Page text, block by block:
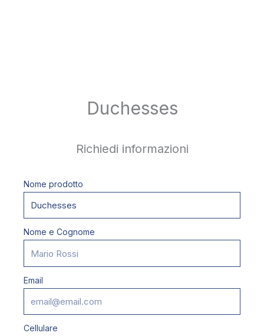
Duchesses
Richiedi informazioni
Nome prodotto
Nome e Cognome
Email
Cellulare